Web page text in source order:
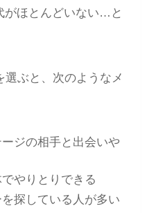
がほとんどいない…と
ぶと、次のようなメ
ジの相手と出会いや
やりとりできる
探している人が多い